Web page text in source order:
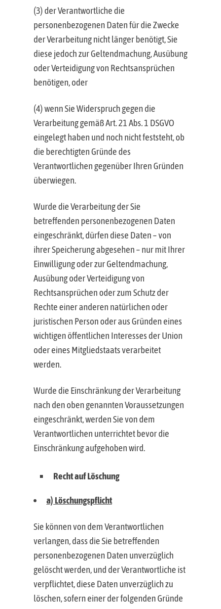
(3) der Verantwortliche die
personenbezogenen Daten für die Zwecke
der Verarbeitung nicht länger benötigt, Sie
diese jedoch zur Geltendmachung, Ausübung
oder Verteidigung von Rechtsansprüchen
benötigen, oder
(4) wenn Sie Widerspruch gegen die
Verarbeitung gemäß Art. 21 Abs. 1 DSGVO
eingelegt haben und noch nicht feststeht, ob
die berechtigten Gründe des
Verantwortlichen gegenüber Ihren Gründen
überwiegen.
Wurde die Verarbeitung der Sie
betreffenden personenbezogenen Daten
eingeschränkt, dürfen diese Daten – von
ihrer Speicherung abgesehen – nur mit Ihrer
Einwilligung oder zur Geltendmachung,
Ausübung oder Verteidigung von
Rechtsansprüchen oder zum Schutz der
Rechte einer anderen natürlichen oder
juristischen Person oder aus Gründen eines
wichtigen öffentlichen Interesses der Union
oder eines Mitgliedstaats verarbeitet
werden.
Wurde die Einschränkung der Verarbeitung
nach den oben genannten Voraussetzungen
eingeschränkt, werden Sie von dem
Verantwortlichen unterrichtet bevor die
Einschränkung aufgehoben wird.
Recht auf Löschung
a) Löschungspflicht
Sie können von dem Verantwortlichen
verlangen, dass die Sie betreffenden
personenbezogenen Daten unverzüglich
gelöscht werden, und der Verantwortliche ist
verpflichtet, diese Daten unverzüglich zu
löschen, sofern einer der folgenden Gründe